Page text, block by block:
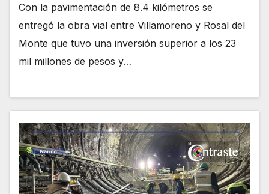
Con la pavimentación de 8.4 kilómetros se
entregó la obra vial entre Villamoreno y Rosal del
Monte que tuvo una inversión superior a los 23
mil millones de pesos y…